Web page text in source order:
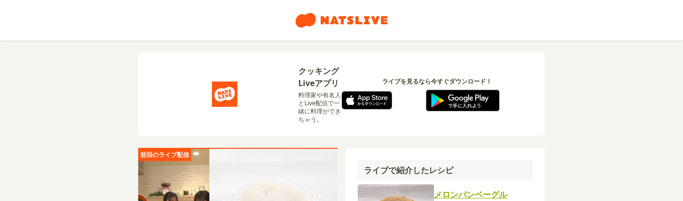
クッキング
Liveアプリ
料理家や有名人
とLive配信で一
緒に料理ができ
ちゃう。
ライブを見るなら今すぐダウンロード！
前回のライブ配信
ライブで紹介したレシピ
メロンパンベーグル